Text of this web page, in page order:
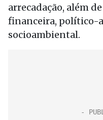
arrecadação, além
financeira, político-
socioambiental.